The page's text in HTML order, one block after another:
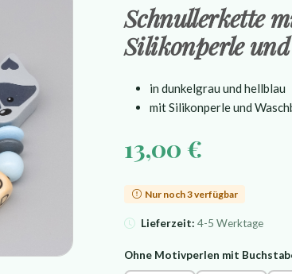
Schnullerkette
Silikonperle
in dunkelgrau und hellblau
mit Silikonperle und
13,00 €
Nur noch 3 verfügbar
Lieferzeit: 4-5 Werktage
Ohne Motivperlen mit